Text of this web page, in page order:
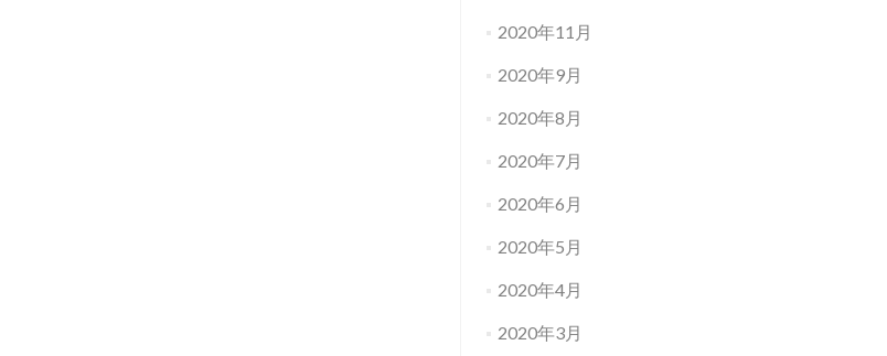
2020年11月
2020年9月
2020年8月
2020年7月
2020年6月
2020年5月
2020年4月
2020年3月